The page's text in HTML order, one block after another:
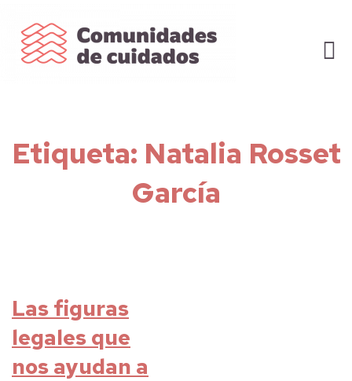
Etiqueta: Natalia Rosset
García
Las figuras
legales que
nos ayudan a